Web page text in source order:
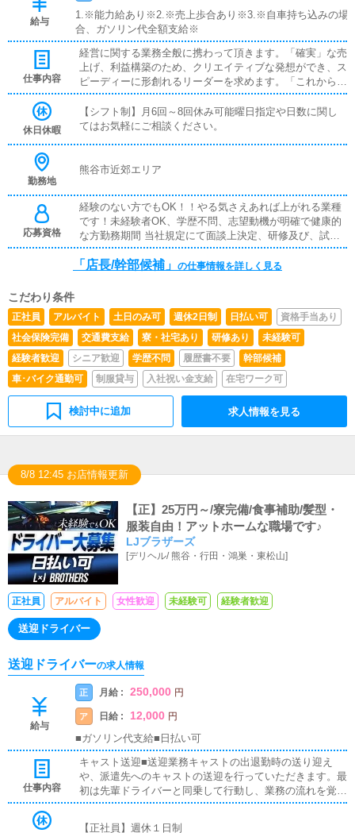
給与
1.※能力給あり※2.※売上歩合あり※3.※自車持ち込みの場
合、ガソリン代全額支給※
仕事内容
経営に関する業務全般に携わって頂きます。「確実」な売
上げ、利益構築のため、クリエイティブな発想ができ、ス
ピーディーに形創れるリーダーを求めます。「これから」
の出店にも大きく影響する重要なメンバーとして、あなた
の力が必要です！【 各種待遇 】◆初任給30万以上◆技
術・資格手当て 相談に応じます。◆各役職手当◆成果特
休日休暇
【シフト制】月6回～8回休み可能曜日指定や日数に関し
てはお気軽にご相談ください。
勤務地
熊谷市近郊エリア
応募資格
経験のない方でもOK！！やる気さえあれば上がれる業種
です！未経験者OK、学歴不問、志望動機が明確で健康的
な方勤務期間 当社規定にて面談上決定、研修及び、試用
期間最高で2か月まで。当社は年功序列ではなく、能力と
あなたの頑張り次第で昇給・昇格又は独立開業やグループ
「店長/幹部候補」 の仕事情報を詳しく見る
こだわり条件
正社員 アルバイト 土日のみ可 週休2日制 日払い可
資格手当あり
社会保険完備
交通費支給 寮・社宅あり 研修あり
未経験可
経験者歓迎
シニア歓迎 学歴不問 履歴書不要
幹部候補
車･バイク通勤可
制服貸与 入社祝い金支給 在宅ワーク可
検討中に追加 求人情報を見る
8/8 12:45 お店情報更新
【正】25万円～/寮完備/食事補助/髪型・
服装自由！アットホームな職場です♪
LJブラザーズ
[デリヘル/熊谷・行田・鴻巣・東松山]
正社員 アルバイト 女性歓迎 未経験可 経験者歓迎
送迎ドライバー
送迎ドライバーの求人情報
給与
正 月給 : 250,000 円
ア 日給 : 12,000 円
■ガソリン代支給■日払い可
仕事内容
キャスト送迎■送迎業務キャストの出退勤時の送り迎え
や、派遣先へのキャストの送迎を行っていただきます。最
初は先輩ドライバーと同乗して行動し、業務の流れを覚え
ていただきますので、未経験の方でも安心して働けます。
【正社員】週休１日制